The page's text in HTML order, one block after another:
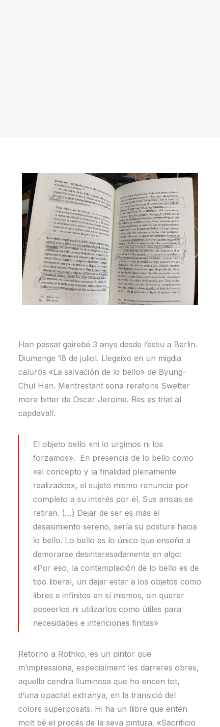
Han passat gairebé 3 anys desde l’estiu a Berlin.
Diumenge 18 de juliol. Llegeixo en un migdia
calurós «La salvación de lo bello» de Byung-
Chul Han. Mentrestant sona rerafons Swetter
more bitter de Oscar Jerome. Res es triat al
capdavall.
El objeto bello «ni lo urgimos ni los
forzamos». En presencia de lo bello como
«el concepto y la finalidad plenamente
realizados», el sujeto mismo renuncia por
completo a su interés por él. Sus ansias se
retiran. (…) Dejar de ser es más el
desasimiento sereno, sería su postura hacia
lo bello. Lo bello es lo único que enseña a
demorarse desinteresadamente en algo:
«Por eso, la contemplación de lo bello es de
tipo liberal, un dejar estar a los objetos como
libres e infinitos en sí mismos, sin querer
poseerlos ni utilizarlos como útiles para
necesidades e intenciones finitas»
Retorno a Rothko, es un pintor que
m’impressiona, especialment les darreres obres,
aquella cendra lluminosa que ho encen tot,
d’una opacitat extranya, en la transició del
colors superposats. Hi ha un llibre que entén
molt bé el procés de la seva pintura. «Sacrificio